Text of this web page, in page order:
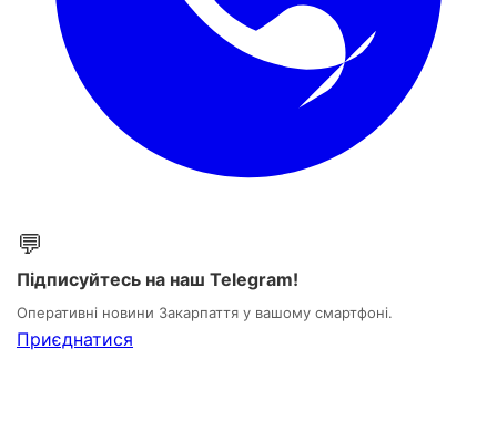
💬
Підписуйтесь на наш Telegram!
Оперативні новини Закарпаття у вашому смартфоні.
Приєднатися